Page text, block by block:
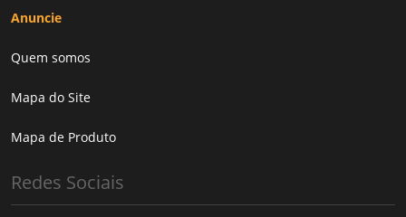
Anuncie
Quem somos
Mapa do Site
Mapa de Produto
Redes Sociais